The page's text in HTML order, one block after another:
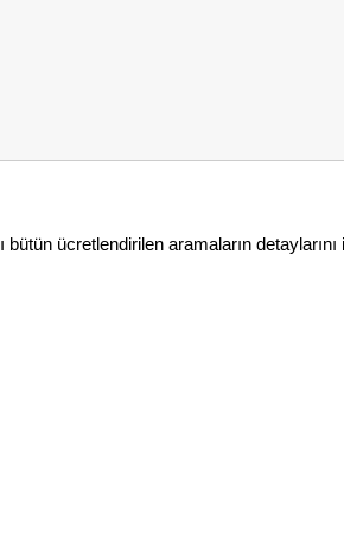
ücretlendirilen aramaların